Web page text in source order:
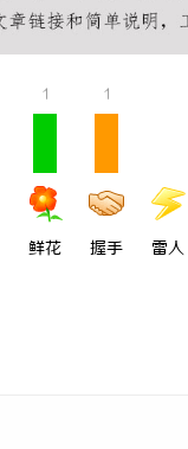
1
鲜花
1
握手 雷人
贝净 AC 国际医疗实验
全解析